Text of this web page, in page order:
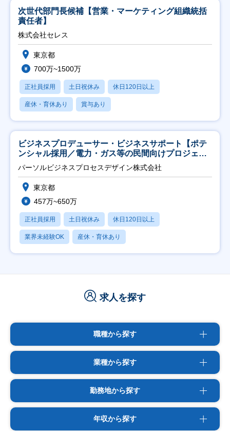
次世代部門長候補【営業・マーケティング組織統括
責任者】
株式会社セレス
東京都
700万~1500万
正社員採用 土日祝休み 休日120日以上
産休・育休あり 賞与あり
ビジネスプロデューサー・ビジネスサポート【ポテ
ンシャル採用／電力・ガス等の民間向けプロジェク
ト推進】
パーソルビジネスプロセスデザイン株式会社
東京都
457万~650万
正社員採用 土日祝休み 休日120日以上
業界未経験OK 産休・育休あり
求人を探す
職種から探す
業種から探す
勤務地から探す
年収から探す